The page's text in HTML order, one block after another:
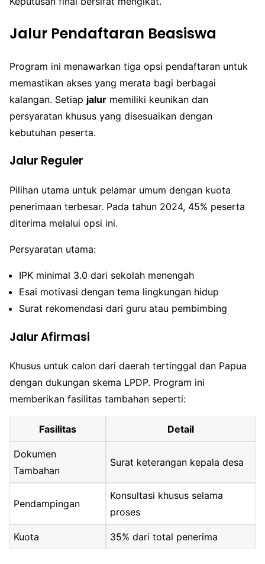
Jalur Pendaftaran Beasiswa
Program ini menawarkan tiga opsi pendaftaran untuk
memastikan akses yang merata bagi berbagai
kalangan. Setiap jalur memiliki keunikan dan
persyaratan khusus yang disesuaikan dengan
kebutuhan peserta.
Jalur Reguler
Pilihan utama untuk pelamar umum dengan kuota
penerimaan terbesar. Pada tahun 2024, 45% peserta
diterima melalui opsi ini.
Persyaratan utama:
IPK minimal 3.0 dari sekolah menengah
Esai motivasi dengan tema lingkungan hidup
Surat rekomendasi dari guru atau pembimbing
Jalur Afirmasi
Khusus untuk calon dari daerah tertinggal dan Papua
dengan dukungan skema LPDP. Program ini
memberikan fasilitas tambahan seperti:
Fasilitas Detail
Dokumen
Tambahan
Surat keterangan kepala desa
Pendampingan
Konsultasi khusus selama
proses
Kuota 35% dari total penerima